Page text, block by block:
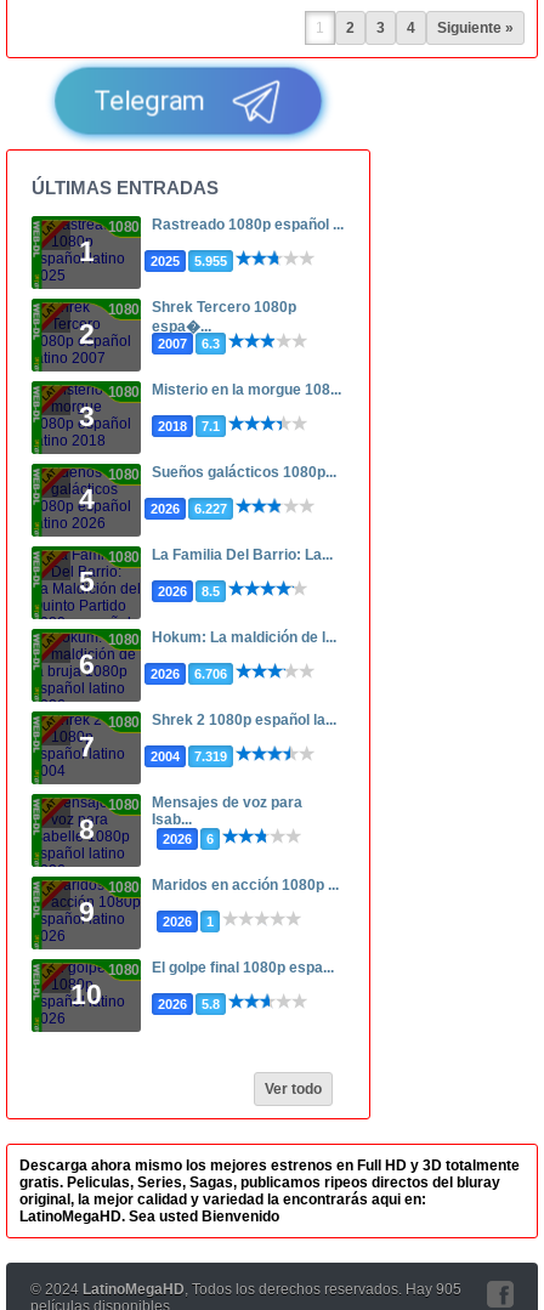
1 2 3 4 Siguiente »
Telegram
ÚLTIMAS ENTRADAS
1
1080p Rastreado 1080p español ...
2025 5.955
2
1080p
Shrek Tercero 1080p
espa�...
2007 6.3
3
1080p Misterio en la morgue 108...
2018 7.1
4
1080p Sueños galácticos 1080p...
2026 6.227
5
1080p La Familia Del Barrio: La...
2026 8.5
6
1080p Hokum: La maldición de l...
2026 6.706
7
1080p Shrek 2 1080p español la...
2004 7.319
8
1080p
Mensajes de voz para
Isab...
2026 6
9
1080p Maridos en acción 1080p ...
2026 1
10
1080p El golpe final 1080p espa...
2026 5.8
Ver todo
Descarga ahora mismo los mejores estrenos en Full HD y 3D totalmente
gratis. Peliculas, Series, Sagas, publicamos ripeos directos del bluray
original, la mejor calidad y variedad la encontrarás aqui en:
LatinoMegaHD. Sea usted Bienvenido
© 2024 LatinoMegaHD, Todos los derechos reservados. Hay 905
películas disponibles